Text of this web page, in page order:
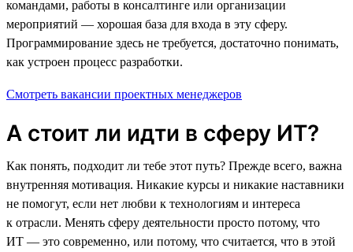
командами, работы в консалтинге или организации
мероприятий — хорошая база для входа в эту сферу.
Программирование здесь не требуется, достаточно понимать,
как устроен процесс разработки.
Смотреть вакансии проектных менеджеров
А стоит ли идти в сферу ИТ?
Как понять, подходит ли тебе этот путь? Прежде всего, важна
внутренняя мотивация. Никакие курсы и никакие наставники
не помогут, если нет любви к технологиям и интереса
к отрасли. Менять сферу деятельности просто потому, что
ИТ — это современно, или потому, что считается, что в этой